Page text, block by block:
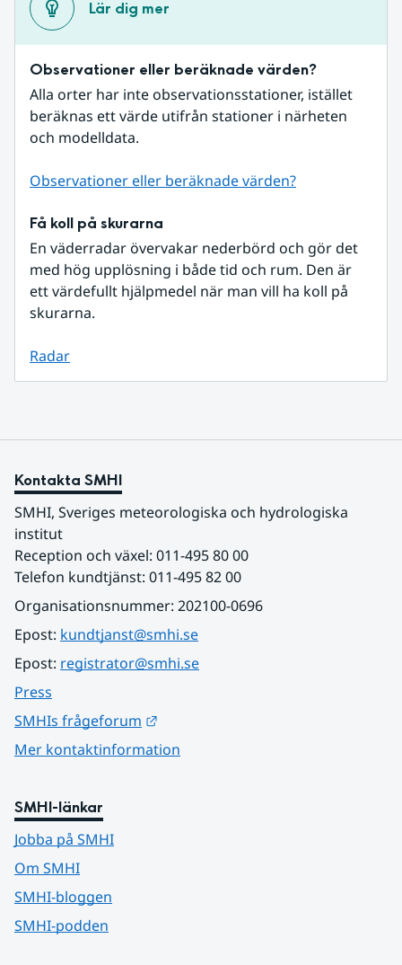
Lär dig mer
Observationer eller beräknade värden?
Alla orter har inte observationsstationer, istället
beräknas ett värde utifrån stationer i närheten
och modelldata.
Observationer eller beräknade värden?
Få koll på skurarna
En väderradar övervakar nederbörd och gör det
med hög upplösning i både tid och rum. Den är
ett värdefullt hjälpmedel när man vill ha koll på
skurarna.
Radar
Kontakta SMHI
SMHI, Sveriges meteorologiska och hydrologiska
institut
Reception och växel: 011-495 80 00
Telefon kundtjänst: 011-495 82 00
Organisationsnummer: 202100-0696
Epost: kundtjanst@smhi.se
Epost: registrator@smhi.se
Press
SMHIs frågeforum
Mer kontaktinformation
SMHI-länkar
Jobba på SMHI
Om SMHI
SMHI-bloggen
SMHI-podden